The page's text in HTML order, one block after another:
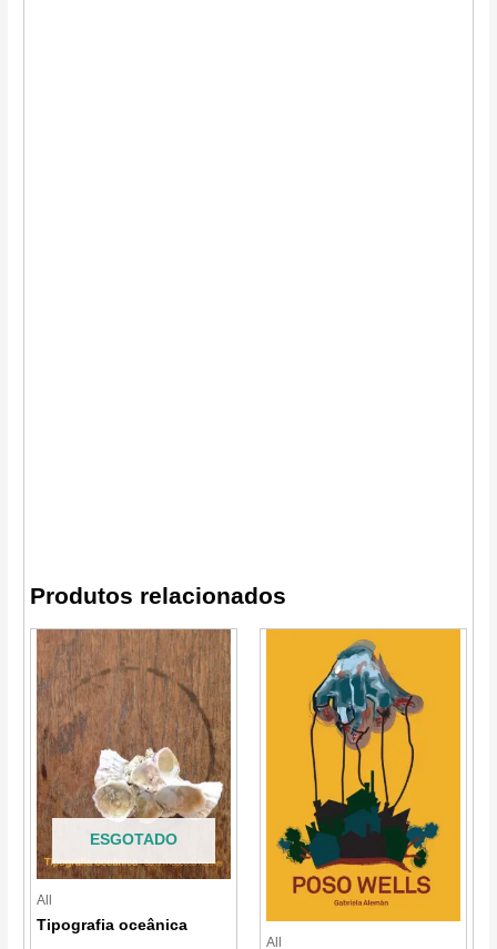
Produtos relacionados
ESGOTADO
All
Tipografia oceânica
All